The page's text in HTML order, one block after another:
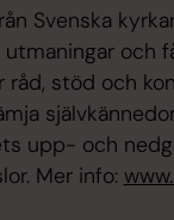
Svenska
och
råd, stöd och
upp- och
Mer info: